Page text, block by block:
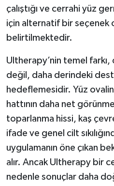
çalıştığı ve cerrahi yüz
için alternatif bir seçenek
belirtilmektedir.
Ultherapy’nin temel farkı,
değil, daha derindeki
hedeflemesidir. Yüz
hattının daha net
toparlanma hissi, kaş
ifade ve genel cilt
uygulamanın öne çıkan
alır. Ancak Ultherapy bir
nedenle sonuçlar daha